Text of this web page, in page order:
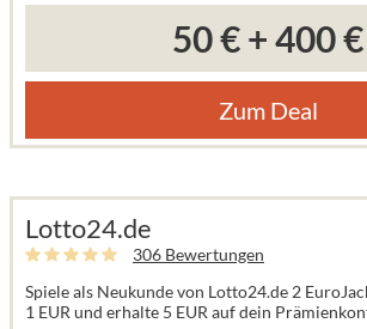
50 €+400 €
Zum Deal
Lotto24.de
306 Bewertungen
Spiele als Neukunde von Lotto24.de 2
1 EUR und erhalte 5 EUR auf dein